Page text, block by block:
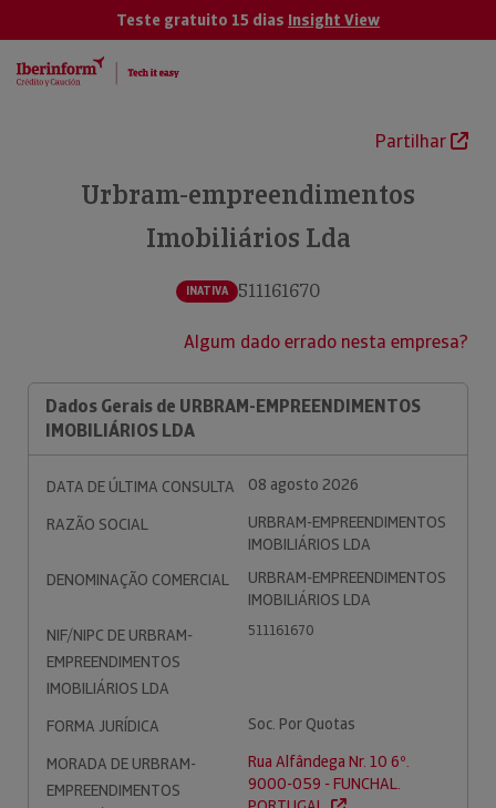
Teste gratuito 15 dias Insight View
Partilhar
Urbram-empreendimentos
Imobiliários Lda
INATIVA 511161670
Algum dado errado nesta empresa?
Dados Gerais de URBRAM-EMPREENDIMENTOS
IMOBILIÁRIOS LDA
DATA DE ÚLTIMA CONSULTA
08 agosto 2026
RAZÃO SOCIAL
URBRAM-EMPREENDIMENTOS
IMOBILIÁRIOS LDA
DENOMINAÇÃO COMERCIAL
URBRAM-EMPREENDIMENTOS
IMOBILIÁRIOS LDA
NIF/NIPC DE URBRAM-
EMPREENDIMENTOS
IMOBILIÁRIOS LDA
511161670
FORMA JURÍDICA
Soc. Por Quotas
MORADA DE URBRAM-
EMPREENDIMENTOS
Rua Alfândega Nr. 10 6º.
9000-059 - FUNCHAL.